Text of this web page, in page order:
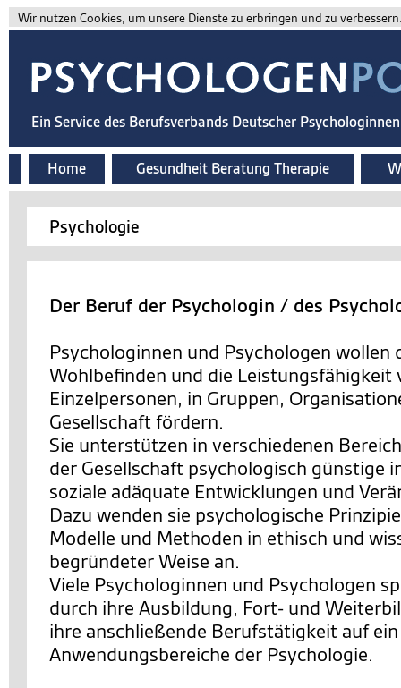
Wir nutzen Cookies, um unsere Dienste zu erbringen und zu
Ein Service des Berufsverbands Deutscher
Home Gesundheit Beratung Therapie
Psychologie
Der Beruf der Psychologin / des
Psychologinnen und Psychologen wollen
Wohlbefinden und die Leistungsfähigkeit
Einzelpersonen, in Gruppen,
Gesellschaft fördern.
Sie unterstützen in verschiedenen
der Gesellschaft psychologisch günstige
soziale adäquate Entwicklungen und
Dazu wenden sie psychologische
Modelle und Methoden in ethisch und
begründeter Weise an.
Viele Psychologinnen und Psychologen
durch ihre Ausbildung, Fort- und
ihre anschließende Berufstätigkeit auf
Anwendungsbereiche der Psychologie.